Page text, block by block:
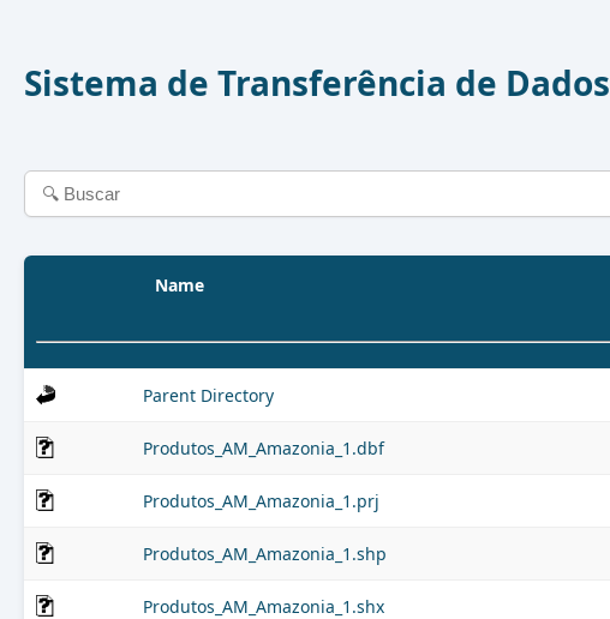
Sistema de Transferência de Dados
Name
Parent Directory
Produtos_AM_Amazonia_1.dbf
Produtos_AM_Amazonia_1.prj
Produtos_AM_Amazonia_1.shp
Produtos_AM_Amazonia_1.shx